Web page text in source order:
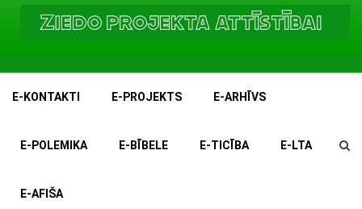
E-KONTAKTI E-PROJEKTS E-ARHĪVS
E-POLEMIKA E-BĪBELE E-TICĪBA E-LTA
E-AFIŠA